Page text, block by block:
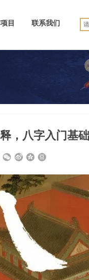
目
联系我们
，八字入门基础